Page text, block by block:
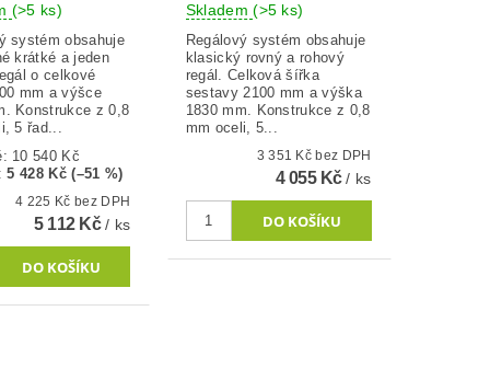
(>5 ks)
systém obsahuje
krátké a jeden
o celkové
mm a výšce
Konstrukce z 0,8
5 řad...
10 540 Kč
5 428 Kč (–51 %)
4 225 Kč bez DPH
5 112 Kč/ ks
Skladem(>5 ks)
Regálový systém obsahuje
klasický rovný a rohový
regál. Celková šířka
sestavy 2100 mm a výška
1830 mm. Konstrukce z 0,8
mm oceli, 5...
3 351 Kč bez DPH
4 055 Kč/ ks